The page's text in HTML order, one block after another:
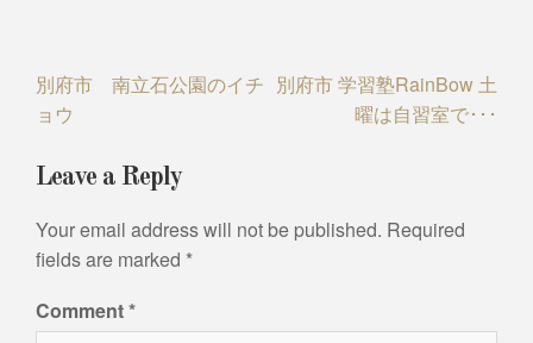
Post
navigation
別府市 南立石公園のイチ
ョウ
別府市 学習塾RainBow 土
曜は自習室で･･･
Leave a Reply
Your email address will not be published. Required
fields are marked *
Comment*